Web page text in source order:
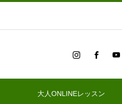
大人ONLINEレッスン